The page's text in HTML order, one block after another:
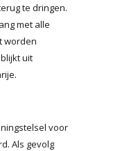
te dringen.
met alle
worden
uit
voor
Als gevolg